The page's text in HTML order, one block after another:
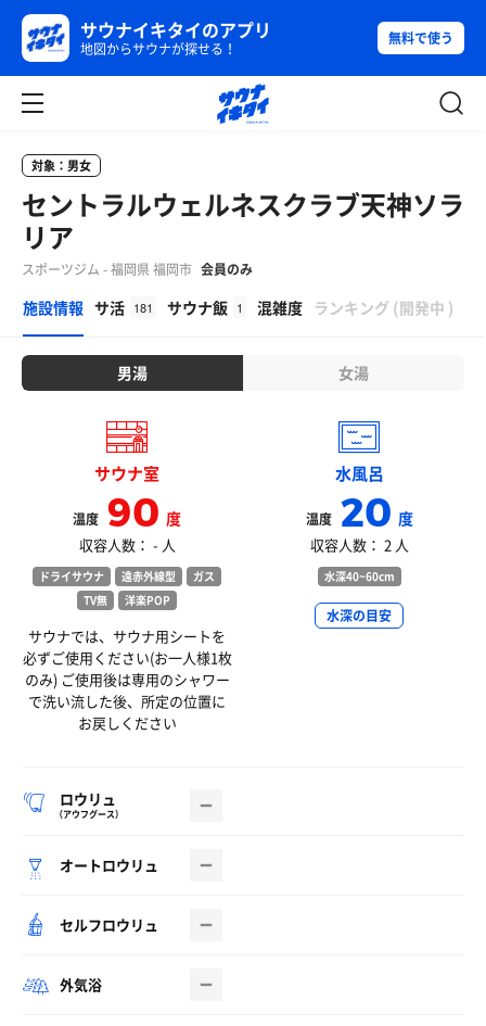
サウナイキタイのアプリ
地図からサウナが探せる！
無料で使う
対象：男女
セントラルウェルネスクラブ天神ソラ
リア
スポーツジム - 福岡県 福岡市 会員のみ
施設情報 サ活 181 サウナ飯 1 混雑度 ランキング (開発中 )
男湯 女湯
サウナ室
温度 90度
収容人数： - 人
ドライサウナ 遠赤外線型
ガス
TV無
洋楽POP
サウナでは、サウナ用シートを
必ずご使用ください(お一人様1枚
のみ) ご使用後は専用のシャワー
で洗い流した後、所定の位置に
お戻しください
水風呂
温度20度
収容人数： 2 人
水深40~60cm
水深の目安
ロウリュ
（アウフグース）
オートロウリュ
セルフロウリュ
外気浴